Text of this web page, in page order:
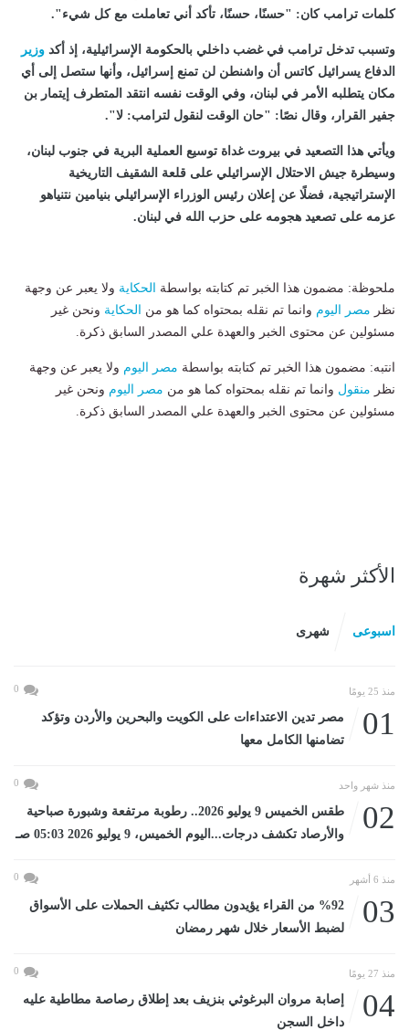
كلمات ترامب كان: "حسنًا، حسنًا، تأكد أني تعاملت مع كل شيء".
وتسبب تدخل ترامب في غضب داخلي بالحكومة الإسرائيلية، إذ أكد وزير
الدفاع يسرائيل كاتس أن واشنطن لن تمنع إسرائيل، وأنها ستصل إلى أي
مكان يتطلبه الأمر في لبنان، وفي الوقت نفسه انتقد المتطرف إيتمار بن
جفير القرار، وقال نصًا: "حان الوقت لنقول لترامب: لا".
ويأتي هذا التصعيد في بيروت غداة توسيع العملية البرية في جنوب لبنان،
وسيطرة جيش الاحتلال الإسرائيلي على قلعة الشقيف التاريخية
الإستراتيجية، فضلًا عن إعلان رئيس الوزراء الإسرائيلي بنيامين نتنياهو
عزمه على تصعيد هجومه على حزب الله في لبنان.
ملحوظة: مضمون هذا الخبر تم كتابته بواسطة الحكاية ولا يعبر عن وجهة
نظر مصر اليوم وانما تم نقله بمحتواه كما هو من الحكاية ونحن غير
مسئولين عن محتوى الخبر والعهدة علي المصدر السابق ذكرة.
انتبه: مضمون هذا الخبر تم كتابته بواسطة مصر اليوم ولا يعبر عن وجهة
نظر منقول وانما تم نقله بمحتواه كما هو من مصر اليوم ونحن غير
مسئولين عن محتوى الخبر والعهدة علي المصدر السابق ذكرة.
الأكثر شهرة
اسبوعى شهرى
منذ 25 يومًا 0
01
مصر تدين الاعتداءات على الكويت والبحرين والأردن وتؤكد
تضامنها الكامل معها
منذ شهر واحد 0
02
طقس الخميس 9 يوليو 2026.. رطوبة مرتفعة وشبورة صباحية
والأرصاد تكشف درجات...اليوم الخميس، 9 يوليو 2026 05:03 صـ
منذ 6 أشهر 0
03
%92 من القراء يؤيدون مطالب تكثيف الحملات على الأسواق
لضبط الأسعار خلال شهر رمضان
منذ 27 يومًا 0
04
إصابة مروان البرغوثي بنزيف بعد إطلاق رصاصة مطاطية عليه
داخل السجن